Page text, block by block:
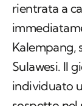
rientrata a
Kalempang,
Sulawesi. Il
individuato